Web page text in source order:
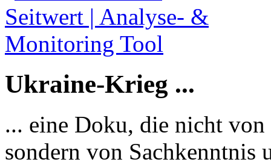
Ukraine-Krieg ...
... eine Doku, die nicht
sondern von Sachkenntnis